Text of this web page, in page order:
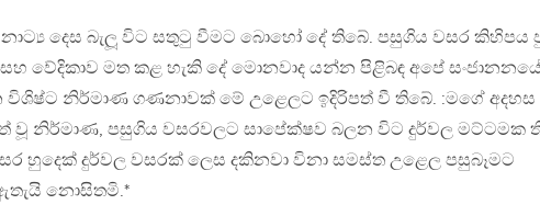
දෙස බැලූ විට සතුටු වීමට බොහෝ දේ තිබේ. පසුගිය වසර කිහිපය
වේදිකාව මත කළ හැකි දේ මොනවාද යන්න පිළිබඳ අපේ
නිර්මාණ ගණනාවක් මේ උළෙලට ඉදිරිපත් වී තිබේ. :මගේ අදහස
වූ නිර්මාණ, පසුගිය වසරවලට සාපේක්ෂව බලන විට දුර්වල මට්ටමක
හුදෙක් දුර්වල වසරක් ලෙස දකිනවා විනා සමස්ත උළෙල පසුබෑමට
නොසිතමි.*